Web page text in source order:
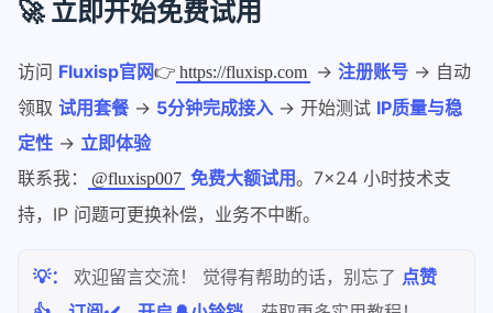
🚀 立即开始免费试用
访问 Fluxisp官网👉 https://fluxisp.com →注册账号 → 自动
领取 试用套餐 → 5分钟完成接入 → 开始测试 IP质量与稳
定性 → 立即体验
联系我：
@fluxisp007 免费大额试用。7×24 小时技术支
持，IP 问题可更换补偿，业务不中断。
💡： 欢迎留言交流！ 觉得有帮助的话，别忘了 点赞